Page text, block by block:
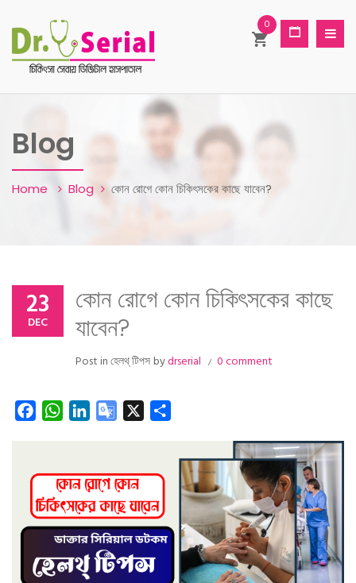
0
Blog
Home Blog কোন রোগে কোন চিকিৎসকের কাছে যাবেন?
23
DEC
কোন রোগে কোন চিকিৎসকের কাছে
যাবেন?
Post inহেলথ্ টিপসbydrserial 0 comment
FacebookWhatsAppLinkedInGoogle